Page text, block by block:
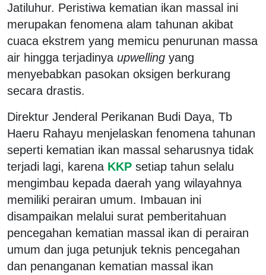
Jatiluhur. Peristiwa kematian ikan massal ini
merupakan fenomena alam tahunan akibat
cuaca ekstrem yang memicu penurunan massa
air hingga terjadinya upwelling yang
menyebabkan pasokan oksigen berkurang
secara drastis.
Direktur Jenderal Perikanan Budi Daya, Tb
Haeru Rahayu menjelaskan fenomena tahunan
seperti kematian ikan massal seharusnya tidak
terjadi lagi, karena KKP setiap tahun selalu
mengimbau kepada daerah yang wilayahnya
memiliki perairan umum. Imbauan ini
disampaikan melalui surat pemberitahuan
pencegahan kematian massal ikan di perairan
umum dan juga petunjuk teknis pencegahan
dan penanganan kematian massal ikan